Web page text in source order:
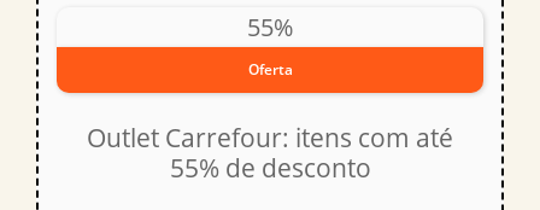
55%
Oferta
Outlet Carrefour: itens com até
55% de desconto